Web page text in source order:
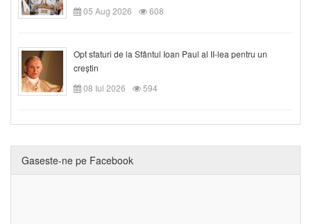
05 Aug 2026 608
Opt sfaturi de la Sfântul Ioan Paul al II-lea pentru un
creștin
08 Iul 2026
594
Gaseste-ne pe Facebook